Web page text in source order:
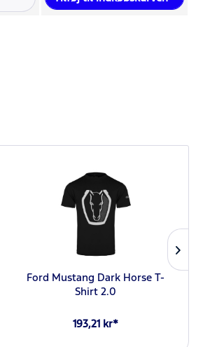
Ford Mustang Dark Horse T-
Shirt 2.0
193,21 kr*